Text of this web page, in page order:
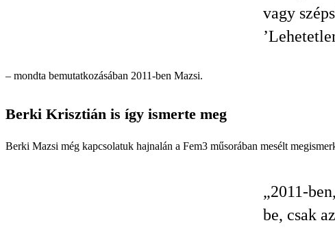
vagy
– mondta bemutatkozásában 2011-ben Mazsi.
Berki Krisztián is így ismerte meg
Berki Mazsi még kapcsolatuk hajnalán a Fem3 műsorában mesélt
„2011-
be, csak